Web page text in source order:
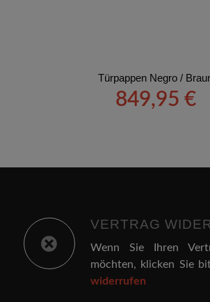
Türpappen Negro /
849,95 €
VERTRAG
Wenn Sie Ihren
möchten, klicken Sie
widerrufen